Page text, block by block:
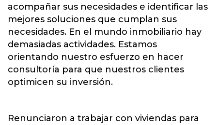
acompañar sus necesidades e identificar las
mejores soluciones que cumplan sus
necesidades. En el mundo inmobiliario hay
demasiadas actividades. Estamos
orientando nuestro esfuerzo en hacer
consultoría para que nuestros clientes
optimicen su inversión.
Renunciaron a trabajar con viviendas para